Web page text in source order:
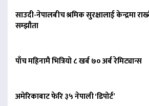
साउदी-नेपालबीच श्रमिक सुरक्षालाई केन्द्रमा
सम्झौता
पाँच महिनामै भित्रियो ८ खर्ब ७० अर्ब रेमिट्यान्स
अमेरिकाबाट फेरि ३५ नेपाली ‘डिपोर्ट’